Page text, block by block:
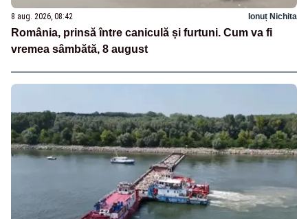
8 aug. 2026, 08:42 Ionuț Nichita
România, prinsă între caniculă și furtuni. Cum va fi
vremea sâmbătă, 8 august